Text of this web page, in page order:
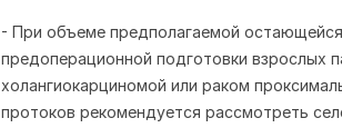
- При объеме предполагаемой
предоперационной подготовки взрослых
холангиокарциномой или раком
протоков рекомендуется рассмотреть